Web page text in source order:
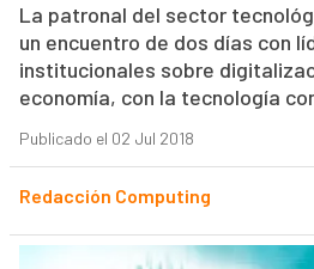
La patronal del sector
un encuentro de dos días con
institucionales sobre
economía, con la tecnología
Publicado el 02 Jul 2018
Redacción Computing